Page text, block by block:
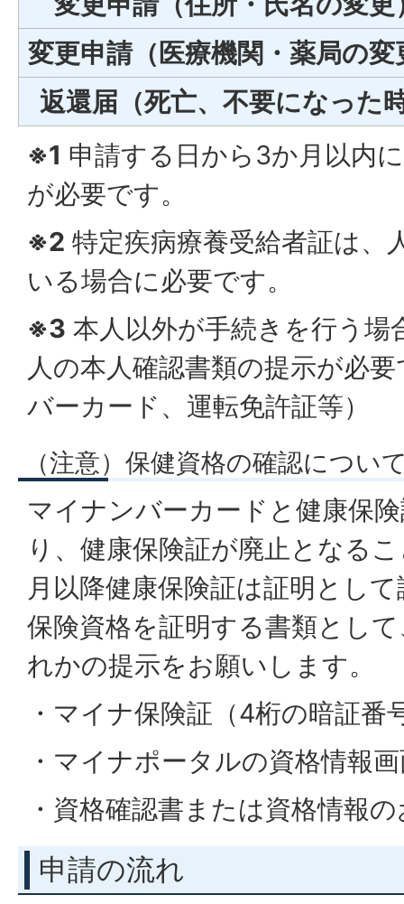
変更申請（医療機関・薬局の変
返還届（死亡、不要になった
※1 申請する日から3か月以内
が必要です。
※2 特定疾病療養受給者証は、
いる場合に必要です。
※3 本人以外が手続きを行う場
人の本人確認書類の提示が必
バーカード、運転免許証等）
（注意）保健資格の確認につい
マイナンバーカードと健康保
り、健康保険証が廃止となる
月以降健康保険証は証明とし
保険資格を証明する書類とし
れかの提示をお願いします。
・マイナ保険証（4桁の暗証番
・マイナポータルの資格情報
・資格確認書または資格情報
申請の流れ